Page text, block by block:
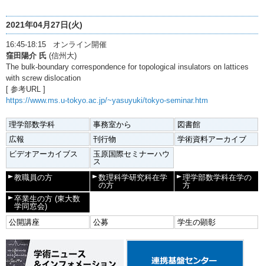
2021年04月27日(火)
16:45-18:15 オンライン開催
窪田陽介 氏 (信州大)
The bulk-boundary correspondence for topological insulators on lattices
with screw dislocation
[ 参考URL ]
https://www.ms.u-tokyo.ac.jp/~yasuyuki/tokyo-seminar.htm
理学部数学科 事務室から
図書館
広報
刊行物
学術資料アーカイブ
ビデオアーカイブス
玉原国際セミナーハウ
ス
教職員の方
数理科学研究科在学
の方
理学部数学科在学の
方
卒業生の方 (東大数
学同窓会)
公開講座
公募 学生の顕彰